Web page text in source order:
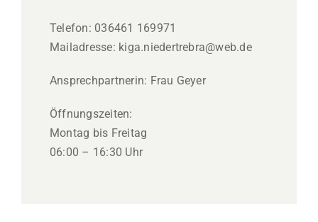
Telefon: 036461 169971
Mailadresse: kiga.niedertrebra@web.de
Ansprechpartnerin: Frau Geyer
Öffnungszeiten:
Montag bis Freitag
06:00 – 16:30 Uhr